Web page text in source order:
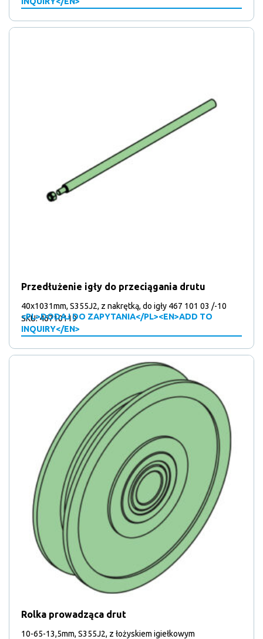
Przedłużenie igły do przeciągania drutu
40x1031mm, S355J2, z nakrętką, do igły 467 101 03 /-10
<PL>DODAJ DO ZAPYTANIA</PL><EN>ADD TO
INQUIRY</EN>
SKU: 46710119
Rolka prowadząca drut
10-65-13,5mm, S355J2, z łożyskiem igiełkowym